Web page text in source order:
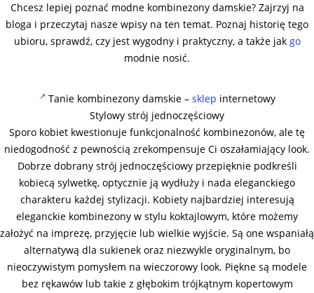
Chcesz lepiej poznać modne kombinezony damskie? Zajrzyj na
bloga i przeczytaj nasze wpisy na ten temat. Poznaj historię tego
ubioru, sprawdź, czy jest wygodny i praktyczny, a także jak go
modnie nosić.
Tanie kombinezony damskie – sklep internetowy
Stylowy strój jednoczęściowy
Sporo kobiet kwestionuje funkcjonalność kombinezonów, ale tę
niedogodność z pewnością zrekompensuje Ci oszałamiający look.
Dobrze dobrany strój jednoczęściowy przepięknie podkreśli
kobiecą sylwetkę, optycznie ją wydłuży i nada eleganckiego
charakteru każdej stylizacji. Kobiety najbardziej interesują
eleganckie kombinezony w stylu koktajlowym, które możemy
założyć na imprezę, przyjęcie lub wielkie wyjście. Są one wspaniałą
alternatywą dla sukienek oraz niezwykle oryginalnym, bo
nieoczywistym pomysłem na wieczorowy look. Piękne są modele
bez rękawów lub takie z głębokim trójkątnym kopertowym